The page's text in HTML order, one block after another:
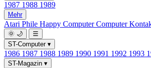
1987 1988 1989
Mehr
Atari Phile Happy ComputerComputer
🌞 🌙
☰
ST-Computer ▾
1986 1987 1988 1989 1990 1991 1992 1993
ST-Magazin ▾